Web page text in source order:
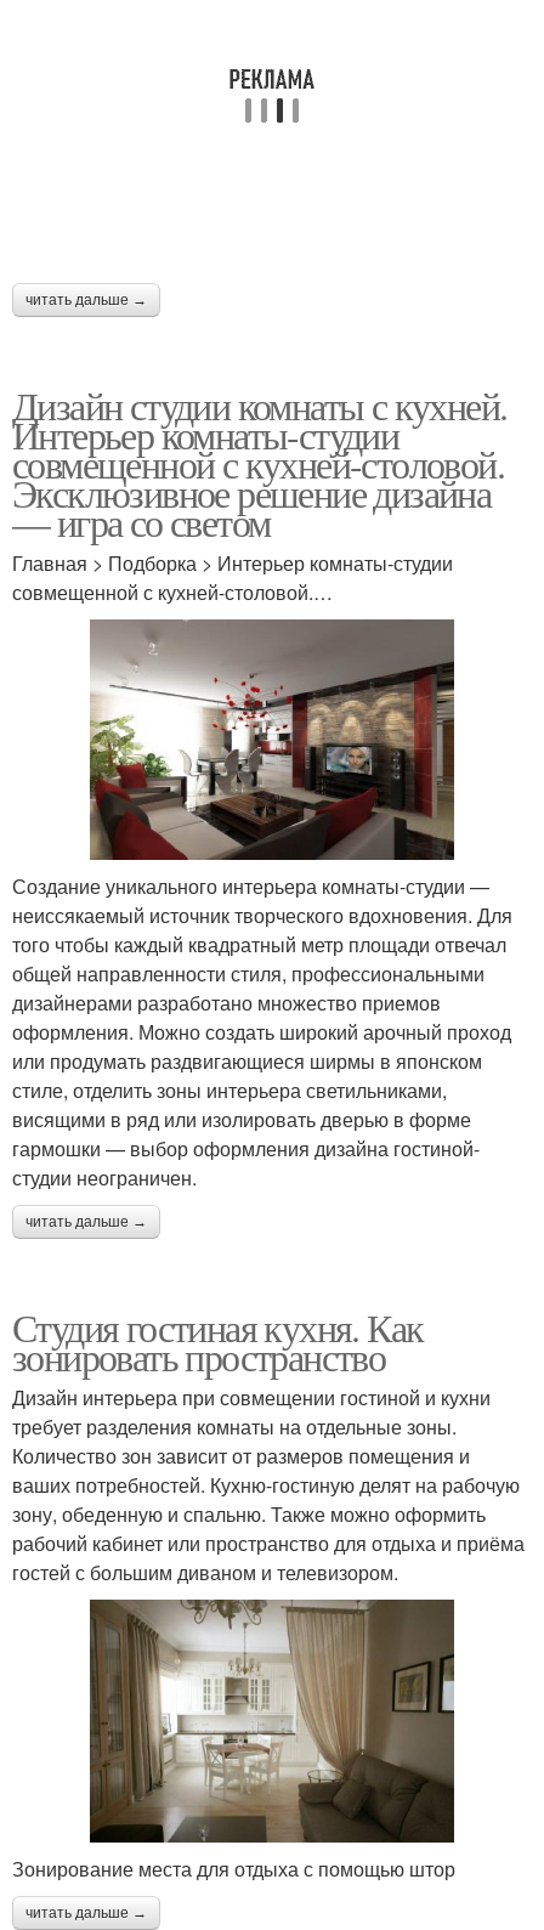
читать дальше →
Дизайн студии комнаты с кухней.
Интерьер комнаты-студии
совмещенной с кухней-столовой.
Эксклюзивное решение дизайна
— игра со светом
Главная > Подборка > Интерьер комнаты-студии
совмещенной с кухней-столовой.…
Создание уникального интерьера комнаты-студии —
неиссякаемый источник творческого вдохновения. Для
того чтобы каждый квадратный метр площади отвечал
общей направленности стиля, профессиональными
дизайнерами разработано множество приемов
оформления. Можно создать широкий арочный проход
или продумать раздвигающиеся ширмы в японском
стиле, отделить зоны интерьера светильниками,
висящими в ряд или изолировать дверью в форме
гармошки — выбор оформления дизайна гостиной-
студии неограничен.
читать дальше →
Студия гостиная кухня. Как
зонировать пространство
Дизайн интерьера при совмещении гостиной и кухни
требует разделения комнаты на отдельные зоны.
Количество зон зависит от размеров помещения и
ваших потребностей. Кухню-гостиную делят на рабочую
зону, обеденную и спальню. Также можно оформить
рабочий кабинет или пространство для отдыха и приёма
гостей с большим диваном и телевизором.
Зонирование места для отдыха с помощью штор
читать дальше →